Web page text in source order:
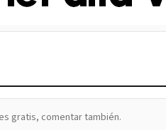
gratis, comentar también.